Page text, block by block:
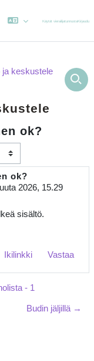
Käytät vierailijatunnustaKirjaudu
ja keskustele
ok?
ok?
2026, 15.29
sisältö.
Ikilinkki Vastaa
- 1
Budin jäljillä →